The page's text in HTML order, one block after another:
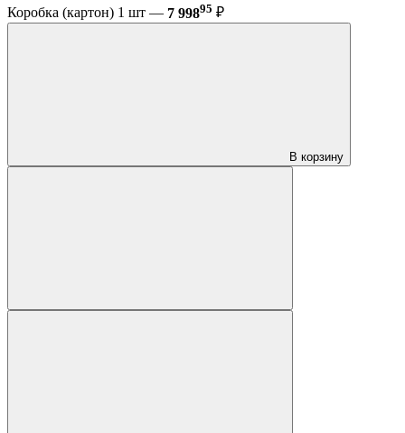
Коробка (картон) 1 шт — 7 99895 ₽
В корзину